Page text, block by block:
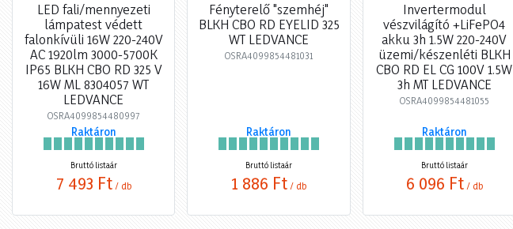
LED fali/mennyezeti
lámpatest védett
falonkívüli 16W 220-240V
AC 1920lm 3000-5700K
IP65 BLKH CBO RD 325 V
16W ML 8304057 WT
LEDVANCE
OSRA4099854480997
Raktáron
Bruttó listaár
7 493 Ft / db
Fényterelő "szemhéj"
BLKH CBO RD EYELID 325
WT LEDVANCE
OSRA4099854481031
Raktáron
Bruttó listaár
1 886 Ft / db
Invertermodul
vészvilágító +LiFePO4
akku 3h 1.5W 220-240V
üzemi/készenléti BLKH
CBO RD EL CG 100V 1.5W
3h MT LEDVANCE
OSRA4099854481055
Raktáron
Bruttó listaár
6 096 Ft / db